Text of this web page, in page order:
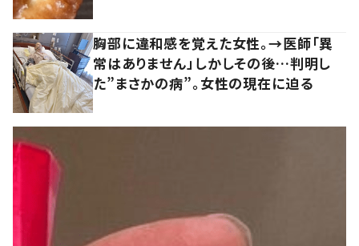
胸部に違和感を覚えた女性。→医師「異
常はありません」しかしその後…判明し
た”まさかの病”。女性の現在に迫る